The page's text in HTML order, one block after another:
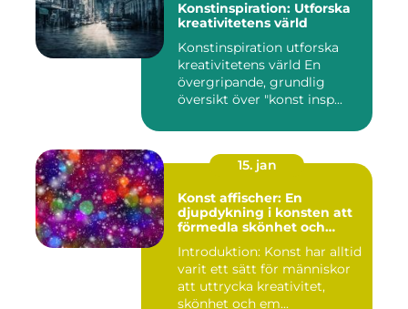
Konstinspiration: Utforska
kreativitetens värld
Konstinspiration utforska
kreativitetens värld En
övergripande, grundlig
översikt över "konst insp...
15. jan
Konst affischer: En
djupdykning i konsten att
förmedla skönhet och
Introduktion: Konst har alltid
varit ett sätt för människor
att uttrycka kreativitet,
skönhet och em...